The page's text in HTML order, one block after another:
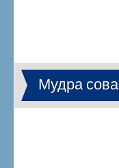
Мудра сова